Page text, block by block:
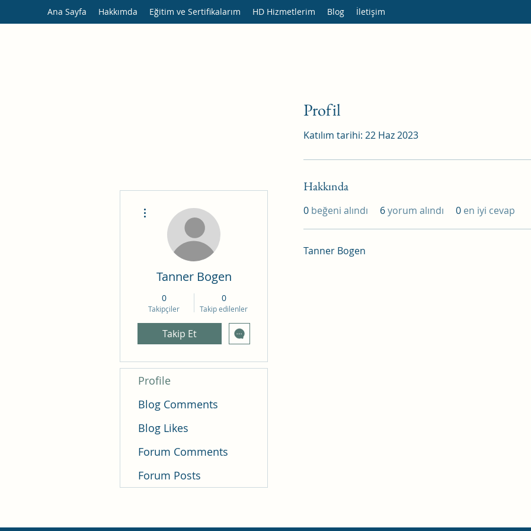
Ana Sayfa Hakkımda Eğitim ve Sertifikalarım HD Hizmetlerim Blog İletişim
Profil
Katılım tarihi: 22 Haz 2023
Hakkında
0 beğeni alındı 6yorum alındı 0 en iyi cevap
Tanner Bogen
Tanner Bogen
0
Takipçiler
0
Takip edilenler
Takip Et
Profile
Blog Comments
Blog Likes
Forum Comments
Forum Posts